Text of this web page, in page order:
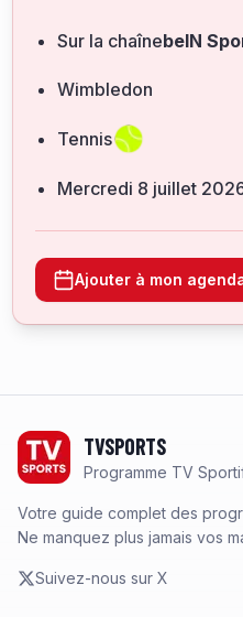
Sur la chaînebeIN
Wimbledon
Tennis
mercredi 8 juillet
Ajouter à mon
TVSPORTS
Programme TV
Votre guide complet des
Ne manquez plus jamais vos
Suivez-nous sur X